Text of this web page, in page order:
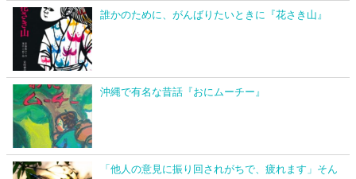
誰かのために、がんばりたいときに『花さき山』
沖縄で有名な昔話『おにムーチー』
「他人の意見に振り回されがちで、疲れます」そん